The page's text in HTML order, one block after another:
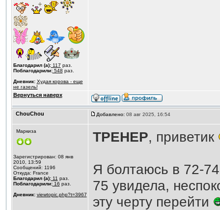
Благодарил (а):117 раз.
Поблагодарили:548 раз.
Дневник: Худая корова - еще
не газель!
Вернуться наверх
ChouChou Добавлено:08 авг 2025, 16:54
Маркиза
Зарегистрирован: 08 янв
2010, 13:59
Сообщений: 1196
Откуда: France
Благодарил (а):11 раз.
Поблагодарили:16 раз.
Дневник: viewtopic.php?t=3967
ТРЕНЕР, приветик
Я болтаюсь в 72-
75 увидела,
эту черту перейти